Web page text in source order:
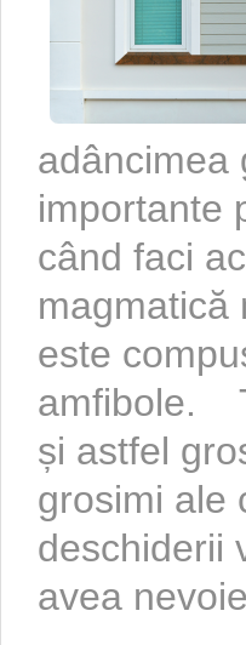
adâncimea
importante
când faci
magmatică
este
amfibole.
și astfel
grosimi ale
deschiderii
avea